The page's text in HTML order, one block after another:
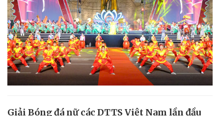
Giải Bóng đá nữ các DTTS Việt Nam lần đầu